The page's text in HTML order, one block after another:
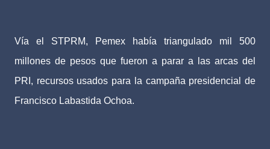
Vía el STPRM, Pemex había triangulado mil 500
millones de pesos que fueron a parar a las arcas del
PRI, recursos usados para la campaña presidencial de
Francisco Labastida Ochoa.